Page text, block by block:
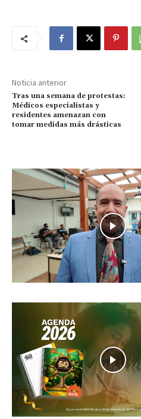
Noticia anterior
Tras una semana de protestas:
Médicos especialistas y
residentes amenazan con
tomar medidas más drásticas